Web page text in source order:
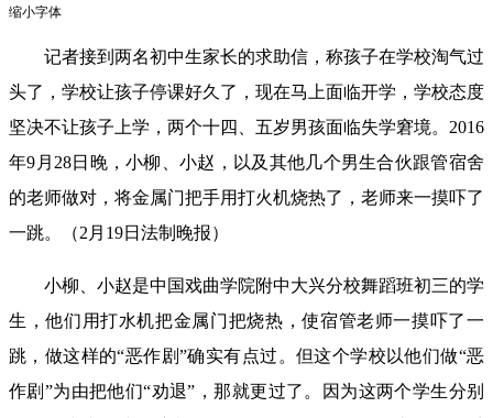
缩小字体
记者接到两名初中生家长的求助信，称孩子在学校淘气过
头了，学校让孩子停课好久了，现在马上面临开学，学校态度
坚决不让孩子上学，两个十四、五岁男孩面临失学窘境。 2016
年9 月 28日晚，小柳、小赵，以及其他几个男生合伙跟管宿舍
的老师做对，将金属门把手用打火机烧热了，老师来一摸吓了
一跳。
（2 月 19日 法制晚报）
小柳、小赵是中国戏曲学院附中大兴分校舞蹈班初三的学
生，他们用打水机把金属门把烧热，使宿管老师一摸吓了一
跳，做这样的“恶作剧”确实有点过。但这个学校以他们做“恶
作剧”为由把他们“劝退”，那就更过了。因为这两个学生分别